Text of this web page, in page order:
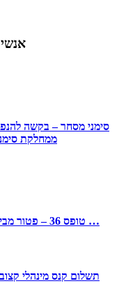
סימני מסחר – בקשה
ממחלקת
טופס 36 – פטור מביצוע התאמות נגישות בבניין ציבורי קיים עקב …
תשלום קנס מינהלי